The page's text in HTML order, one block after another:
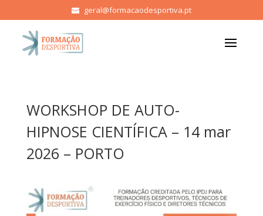
geral@formacaodesportiva.pt
WORKSHOP DE AUTO-
HIPNOSE CIENTÍFICA – 14 mar
2026 – PORTO